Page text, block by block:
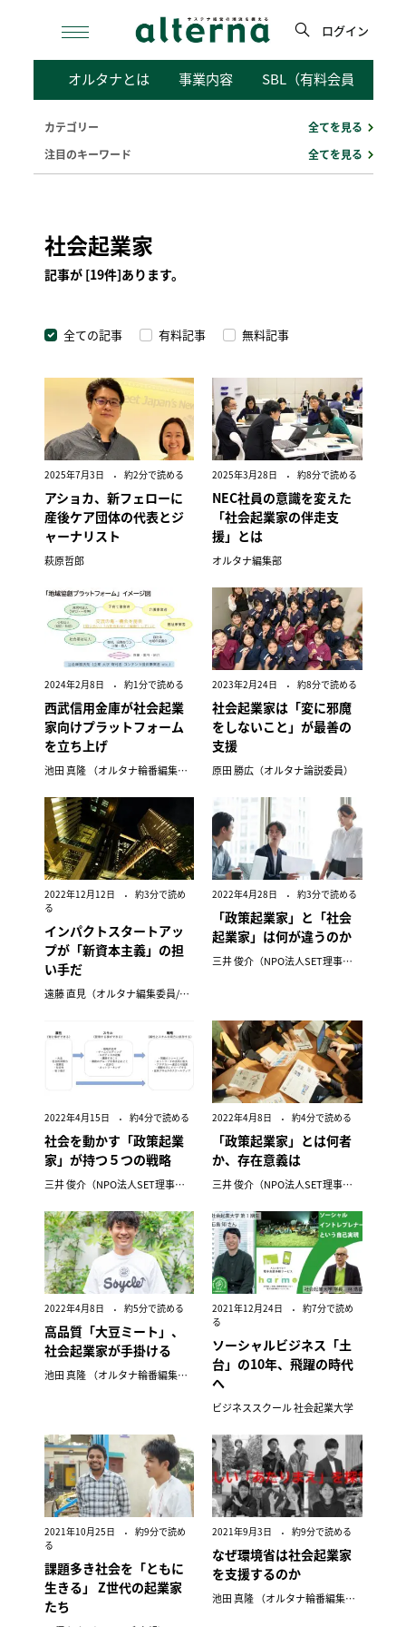
検
ログイン
オルタナとは 事業内容 SBL（有料会員向けサ
カテゴリー
全てを見る
注目のキーワード
全てを見る
社会起業家
記事が [19件]あります。
全ての記事 有料記事 無料記事
2025年7月3日 約2分で読める
アショカ、新フェローに
産後ケア団体の代表とジ
ャーナリスト
萩原哲郎
2025年3月28日 約8分で読める
NEC社員の意識を変えた
「社会起業家の伴走支
援」とは
オルタナ編集部
2024年2月8日 約1分で読める
西武信用金庫が社会起業
家向けプラットフォーム
を立ち上げ
池田 真隆 （オルタナ輪番編集長）
2023年2月24日 約8分で読める
社会起業家は「変に邪魔
をしないこと」が最善の
支援
原田 勝広（オルタナ論説委員）
2022年12月12日
約3分で読め
る
インパクトスタートアッ
プが「新資本主義」の担
い手だ
遠藤 直見（オルタナ編集委員/サステナビリティ経営研究家）
2022年4月28日 約3分で読める
「政策起業家」と「社会
起業家」は何が違うのか
三井 俊介（NPO法人SET理事長）
2022年4月15日 約4分で読める
社会を動かす「政策起業
家」が持つ５つの戦略
三井 俊介（NPO法人SET理事長）
2022年4月8日 約4分で読める
「政策起業家」とは何者
か、存在意義は
三井 俊介（NPO法人SET理事長）
2022年4月8日 約5分で読める
高品質「大豆ミート」、
社会起業家が手掛ける
池田 真隆 （オルタナ輪番編集長）
2021年12月24日
約7分で読め
る
ソーシャルビジネス「土
台」の10年、飛躍の時代
へ
ビジネススクール 社会起業大学
2021年10月25日
約9分で読め
る
課題多き社会を「ともに
生きる」 Z世代の起業家
たち
2021年9月3日 約9分で読める
なぜ環境省は社会起業家
を支援するのか
池田 真隆 （オルタナ輪番編集長）